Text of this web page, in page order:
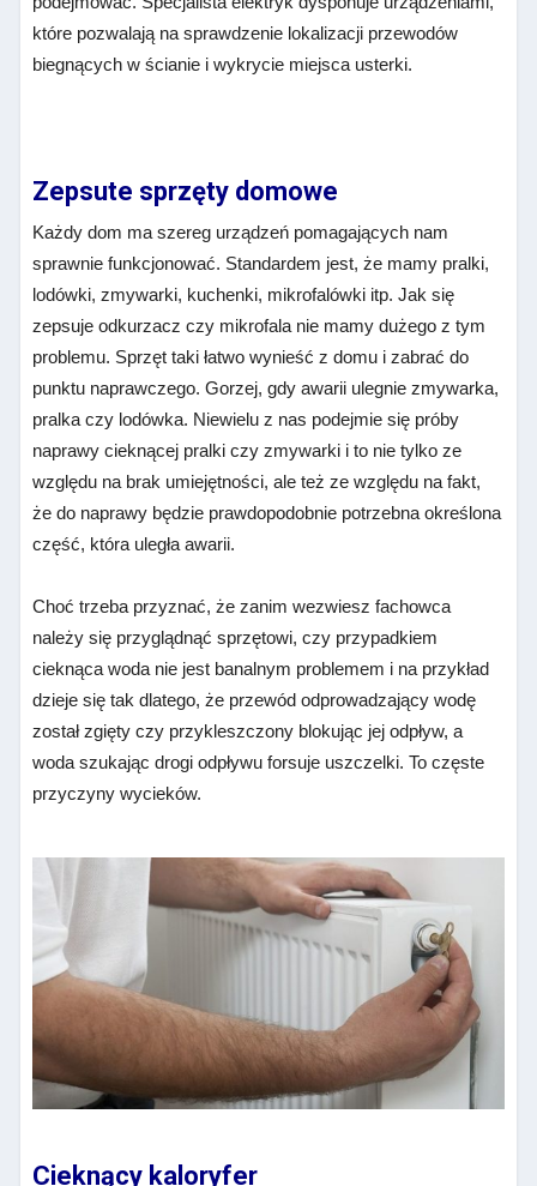
które pozwalają na sprawdzenie lokalizacji przewodów
biegnących w ścianie i wykrycie miejsca usterki.
Zepsute sprzęty domowe
Każdy dom ma szereg urządzeń pomagających nam
sprawnie funkcjonować. Standardem jest, że mamy pralki,
lodówki, zmywarki, kuchenki, mikrofalówki itp. Jak się
zepsuje odkurzacz czy mikrofala nie mamy dużego z tym
problemu. Sprzęt taki łatwo wynieść z domu i zabrać do
punktu naprawczego. Gorzej, gdy awarii ulegnie zmywarka,
pralka czy lodówka. Niewielu z nas podejmie się próby
naprawy cieknącej pralki czy zmywarki i to nie tylko ze
względu na brak umiejętności, ale też ze względu na fakt,
że do naprawy będzie prawdopodobnie potrzebna określona
część, która uległa awarii.
Choć trzeba przyznać, że zanim wezwiesz fachowca
należy się przyglądnąć sprzętowi, czy przypadkiem
cieknąca woda nie jest banalnym problemem i na przykład
dzieje się tak dlatego, że przewód odprowadzający wodę
został zgięty czy przykleszczony blokując jej odpływ, a
woda szukając drogi odpływu forsuje uszczelki. To częste
przyczyny wycieków.
Cieknący kaloryfer